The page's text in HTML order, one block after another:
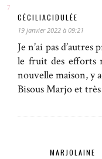
CÉCILIACIDULÉE
19 janvier 2022 à 09:21
Je n’ai pas
le fruit des efforts
nouvelle maison, y
Bisous Marjo et
MARJOLAINE